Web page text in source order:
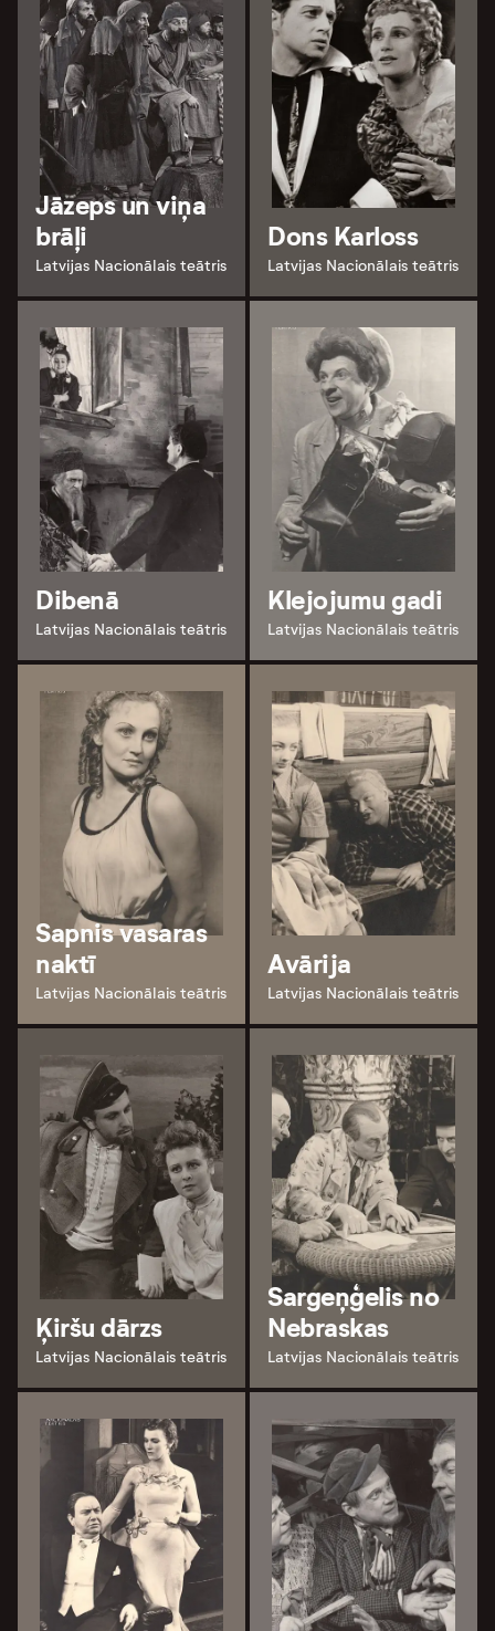
Jāzeps un viņa
brāļi
Latvijas Nacionālais teātris
Dons Karloss
Latvijas Nacionālais teātris
Dibenā
Latvijas Nacionālais teātris
Klejojumu gadi
Latvijas Nacionālais teātris
Sapnis vasaras
naktī
Latvijas Nacionālais teātris
Avārija
Latvijas Nacionālais teātris
Ķiršu dārzs
Latvijas Nacionālais teātris
Sargeņģelis no
Nebraskas
Latvijas Nacionālais teātris